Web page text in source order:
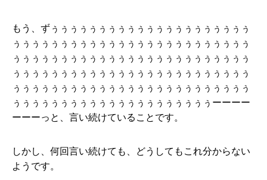
もう、ずぅぅぅぅぅぅぅぅぅぅぅぅぅぅぅぅぅぅぅぅぅ
ぅぅぅぅぅぅぅぅぅぅぅぅぅぅぅぅぅぅぅぅぅぅぅぅぅ
ぅぅぅぅぅぅぅぅぅぅぅぅぅぅぅぅぅぅぅぅぅぅぅぅぅ
ぅぅぅぅぅぅぅぅぅぅぅぅぅぅぅぅぅぅぅぅぅぅぅぅぅ
ぅぅぅぅぅぅぅぅぅぅぅぅぅぅぅぅぅぅぅぅぅぅぅぅぅ
ぅぅぅぅぅぅぅぅぅぅぅぅぅぅぅぅぅぅぅぅぅーーーー
ーーーっと、言い続けていることです。
しかし、何回言い続けても、どうしてもこれ分からない
ようです。